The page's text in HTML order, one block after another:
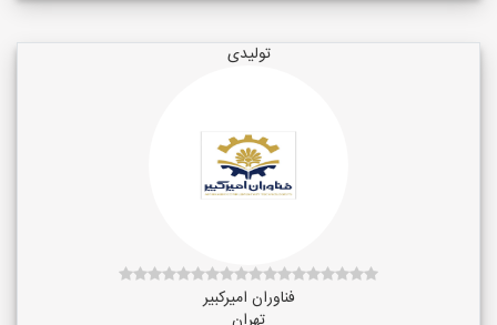
تولیدی
فناوران امیرکبیر